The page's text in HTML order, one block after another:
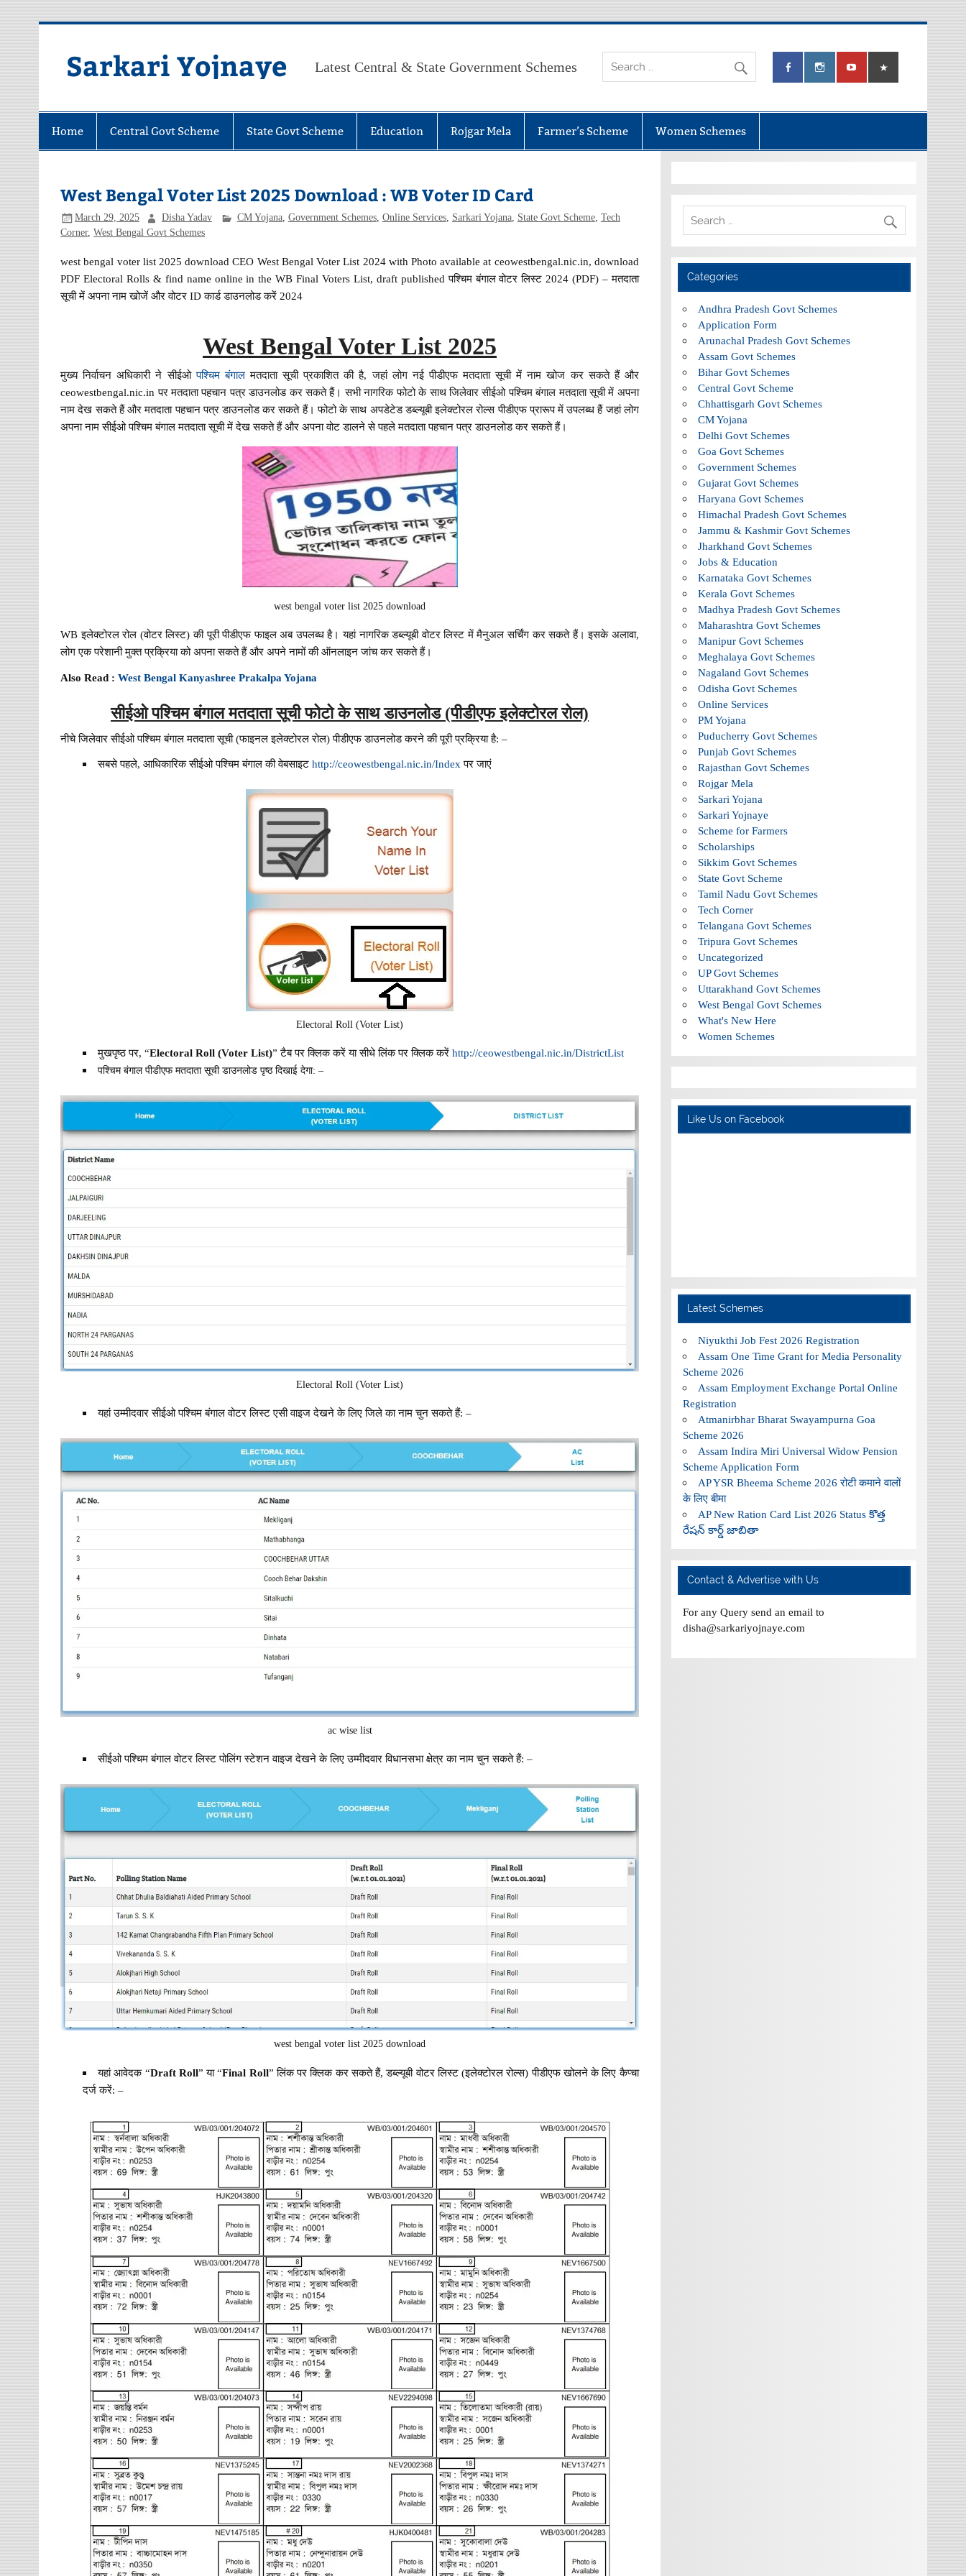
Sarkari Yojnaye Latest Central & State Government Schemes
Home Central Govt Scheme State Govt Scheme Education Rojgar Mela Farmer’s Scheme Women Schemes
West Bengal Voter List 2025 Download : WB Voter ID Card
March 29, 2025 Disha Yadav CM Yojana, Government Schemes, Online Services, Sarkari Yojana, State Govt Scheme, Tech
Corner,West Bengal Govt Schemes
west bengal voter list 2025 download CEO West Bengal Voter List 2024 with Photo available at ceowestbengal.nic.in, download
PDF Electoral Rolls & find name online in the WB Final Voters List, draft published पश्चिम बंगाल वोटर लिस्ट 2024 (PDF) – मतदाता
सूची में अपना नाम खोजें और वोटर ID कार्ड डाउनलोड करें 2024
West Bengal Voter List 2025
मुख्य निर्वाचन अधिकारी ने सीईओपश्चिम बंगालमतदाता सूची प्रकाशित की है, जहां लोग नई पीडीएफ मतदाता सूची में नाम खोज कर सकते हैं और
ceowestbengal.nic.in पर मतदाता पहचान पत्र डाउनलोड कर सकते हैं। सभी नागरिक फोटो के साथ जिलेवार सीईओ पश्चिम बंगाल मतदाता सूची में अपना
नाम देख सकते हैं और मतदाता पहचान पत्र डाउनलोड कर सकते हैं। फोटो के साथ अपडेटेड डब्ल्यूबी इलेक्टोरल रोल्स पीडीएफ प्रारूप में उपलब्ध हैं जहां लोग
अपना नाम सीईओ पश्चिम बंगाल मतदाता सूची में देख सकते हैं और अपना वोट डालने से पहले मतदाता पहचान पत्र डाउनलोड कर सकते हैं।
west bengal voter list 2025 download
WB इलेक्टोरल रोल (वोटर लिस्ट) की पूरी पीडीएफ फाइल अब उपलब्ध है। यहां नागरिक डब्ल्यूबी वोटर लिस्ट में मैनुअल सर्चिंग कर सकते हैं। इसके अलावा,
लोग एक परेशानी मुक्त प्रक्रिया को अपना सकते हैं और अपने नामों की ऑनलाइन जांच कर सकते हैं।
Also Read :West Bengal Kanyashree Prakalpa Yojana
सीईओ पश्चिम बंगाल मतदाता सूची फोटो के साथडाउनलोड (पीडीएफ इलेक्टोरल रोल)
नीचे जिलेवार सीईओ पश्चिम बंगाल मतदाता सूची (फाइनल इलेक्टोरल रोल) पीडीएफ डाउनलोड करने की पूरी प्रक्रिया है: –
सबसे पहले, आधिकारिक सीईओ पश्चिम बंगाल की वेबसाइट http://ceowestbengal.nic.in/Index पर जाएं
Electoral Roll (Voter List)
मुखपृष्ठ पर, “Electoral Roll (Voter List)” टैब पर क्लिक करें या सीधे लिंक पर क्लिक करें http://ceowestbengal.nic.in/DistrictList
पश्चिम बंगाल पीडीएफ मतदाता सूची डाउनलोड पृष्ठ दिखाई देगा: –
Electoral Roll (Voter List)
यहां उम्मीदवार सीईओ पश्चिम बंगाल वोटर लिस्ट एसी वाइज देखने के लिए जिले का नाम चुन सकते हैं: –
ac wise list
सीईओ पश्चिम बंगाल वोटर लिस्ट पोलिंग स्टेशन वाइज देखने के लिए उम्मीदवार विधानसभा क्षेत्र का नाम चुन सकते हैं: –
west bengal voter list 2025 download
यहां आवेदक “Draft Roll” या “Final Roll” लिंक पर क्लिक कर सकते हैं, डब्ल्यूबी वोटर लिस्ट (इलेक्टोरल रोल्स) पीडीएफ खोलने के लिए कैप्चा
दर्ज करें: –
Categories
Andhra Pradesh Govt Schemes
Application Form
Arunachal Pradesh Govt Schemes
Assam Govt Schemes
Bihar Govt Schemes
Central Govt Scheme
Chhattisgarh Govt Schemes
CM Yojana
Delhi Govt Schemes
Goa Govt Schemes
Government Schemes
Gujarat Govt Schemes
Haryana Govt Schemes
Himachal Pradesh Govt Schemes
Jammu & Kashmir Govt Schemes
Jharkhand Govt Schemes
Jobs & Education
Karnataka Govt Schemes
Kerala Govt Schemes
Madhya Pradesh Govt Schemes
Maharashtra Govt Schemes
Manipur Govt Schemes
Meghalaya Govt Schemes
Nagaland Govt Schemes
Odisha Govt Schemes
Online Services
PM Yojana
Puducherry Govt Schemes
Punjab Govt Schemes
Rajasthan Govt Schemes
Rojgar Mela
Sarkari Yojana
Sarkari Yojnaye
Scheme for Farmers
Scholarships
Sikkim Govt Schemes
State Govt Scheme
Tamil Nadu Govt Schemes
Tech Corner
Telangana Govt Schemes
Tripura Govt Schemes
Uncategorized
UP Govt Schemes
Uttarakhand Govt Schemes
West Bengal Govt Schemes
What's New Here
Women Schemes
Like Us on Facebook
Latest Schemes
Niyukthi Job Fest 2026 Registration
Assam One Time Grant for Media Personality
Scheme 2026
Assam Employment Exchange Portal Online
Registration
Atmanirbhar Bharat Swayampurna Goa
Scheme 2026
Assam Indira Miri Universal Widow Pension
Scheme Application Form
AP YSR Bheema Scheme 2026 रोटी कमाने वालों
के लिए बीमा
AP New Ration Card List 2026 Status కొత్త
రేషన్ కార్డ్ జాబితా
Contact & Advertise with Us
For any Query send an email to
disha@sarkariyojnaye.com